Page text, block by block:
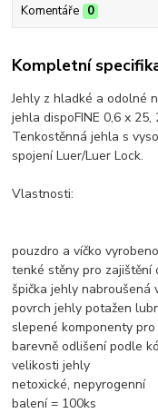
Komentáře 0
Kompletní
Jehly z hladké a odolné
jehla dispoFINE 0,6 x 25,
Tenkostěnná jehla s
spojení Luer/Luer Lock.
Vlastnosti:
pouzdro a víčko
tenké stěny pro zajištění
špička jehly nabroušená
povrch jehly potažen
slepené komponenty
barevně odlišení podle
velikosti jehly
netoxické, nepyrogenní
balení = 100ks